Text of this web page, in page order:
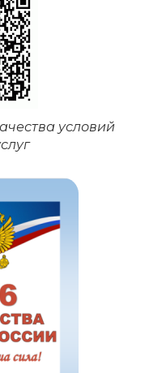
условий